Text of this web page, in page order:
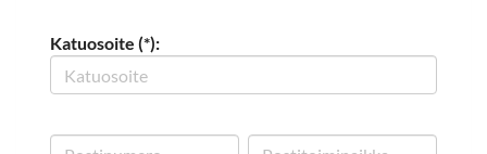
Katuosoite (*):